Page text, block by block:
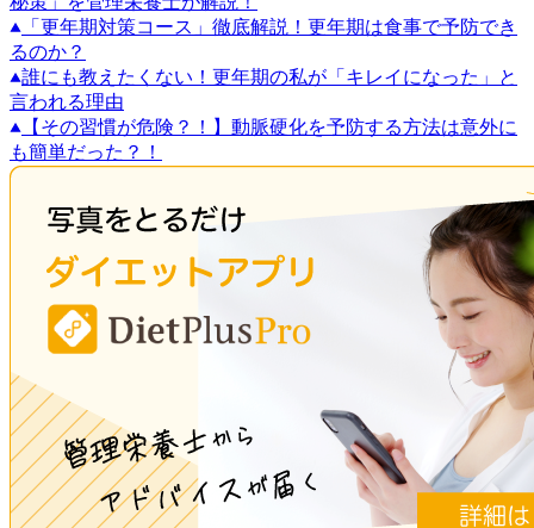
「更年期対策コース」徹底解説！更年期は食事で予防でき
るのか？
誰にも教えたくない！更年期の私が「キレイになった」と
言われる理由
【その習慣が危険？！】動脈硬化を予防する方法は意外に
も簡単だった？！